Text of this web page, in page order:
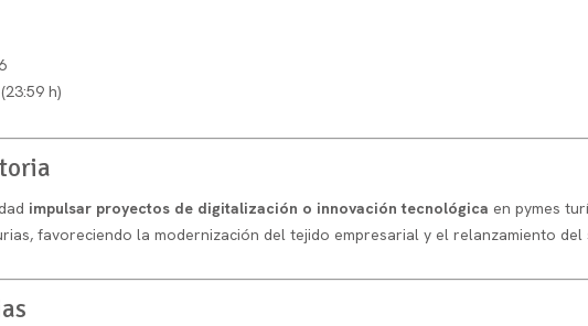
h)
impulsar proyectos de digitalización o innovación tecnológica en pymes
favoreciendo la modernización del tejido empresarial y el relanzamiento